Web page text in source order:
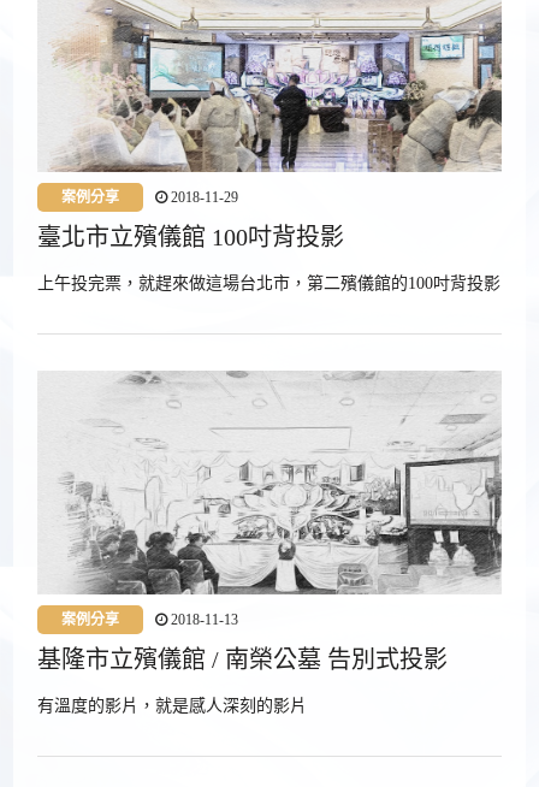
案例分享 2018-11-29
臺北市立殯儀館 100吋背投影
上午投完票，就趕來做這場台北市，第二殯儀館的100吋背投影
案例分享 2018-11-13
基隆市立殯儀館 / 南榮公墓 告別式投影
有溫度的影片，就是感人深刻的影片